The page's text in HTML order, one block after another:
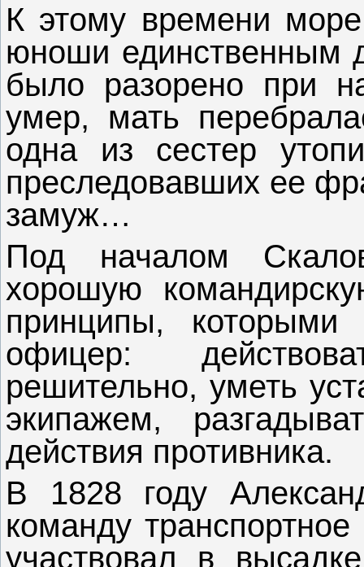
К этому времени
юноши единственным
было разорено при
умер, мать
одна из сестер
преследовавших ее
замуж…
Под началом
хорошую
принципы, которыми
офицер:
решительно, уметь
экипажем,
действия противника.
В 1828 году
команду
участвовал в